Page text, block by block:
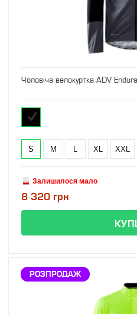
Чоловіча велокуртка ADV
S M L XL XXL
Залишилося мало
8 320 грн
ЗНИЖКА
РОЗПРОДАЖ